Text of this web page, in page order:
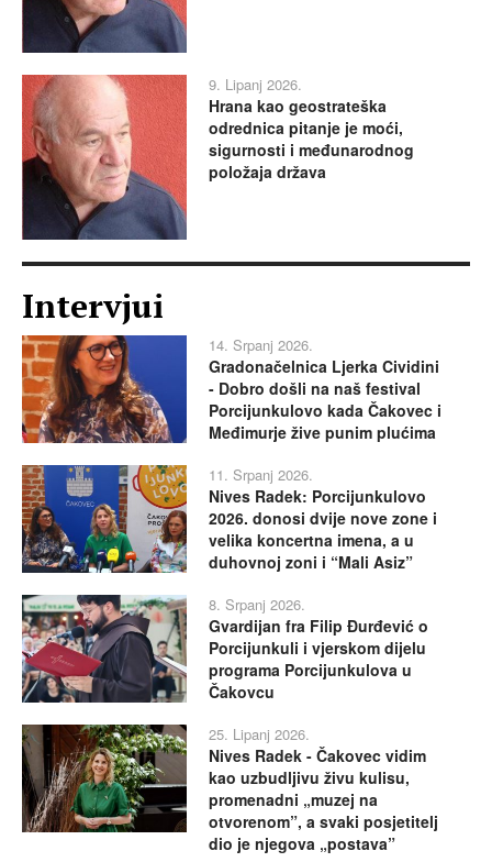
9. Lipanj 2026.
Hrana kao geostrateška
odrednica pitanje je moći,
sigurnosti i međunarodnog
položaja država
Intervjui
14. Srpanj 2026.
Gradonačelnica Ljerka Cividini
- Dobro došli na naš festival
Porcijunkulovo kada Čakovec i
Međimurje žive punim plućima
11. Srpanj 2026.
Nives Radek: Porcijunkulovo
2026. donosi dvije nove zone i
velika koncertna imena, a u
duhovnoj zoni i “Mali Asiz”
8. Srpanj 2026.
Gvardijan fra Filip Đurđević o
Porcijunkuli i vjerskom dijelu
programa Porcijunkulova u
Čakovcu
25. Lipanj 2026.
Nives Radek - Čakovec vidim
kao uzbudljivu živu kulisu,
promenadni „muzej na
otvorenom”, a svaki posjetitelj
dio je njegova „postava”